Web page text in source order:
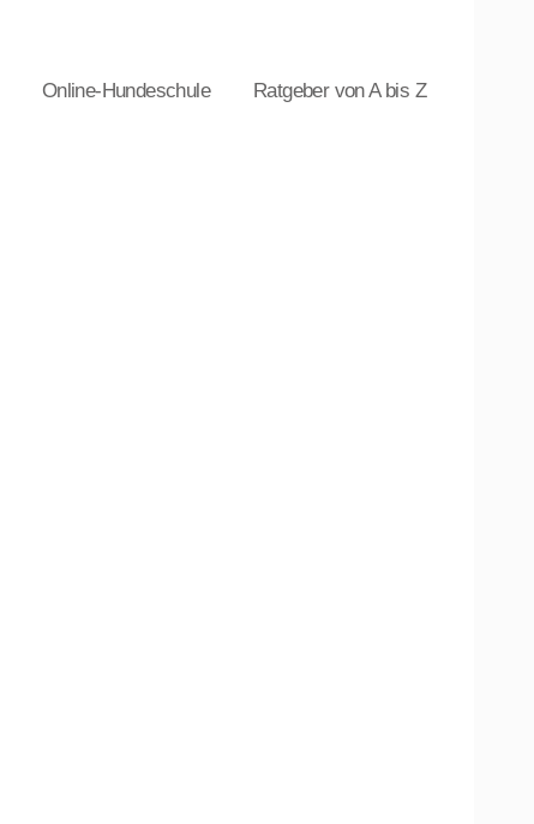
Online-Hundeschule Ratgeber von A bis Z